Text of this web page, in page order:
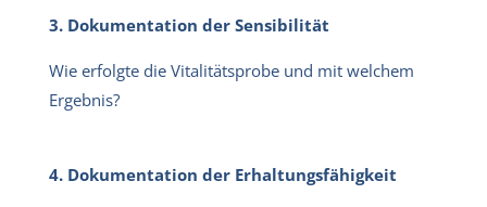
3. Dokumentation der Sensibilität
Wie erfolgte die Vitalitätsprobe und mit welchem
Ergebnis?
4. Dokumentation der Erhaltungsfähigkeit